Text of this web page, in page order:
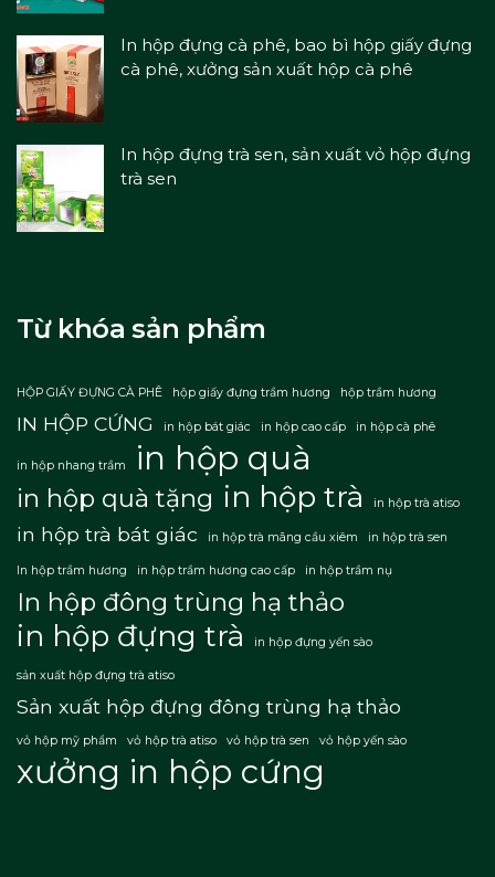
In hộp đựng cà phê, bao bì hộp giấy đựng
cà phê, xưởng sản xuất hộp cà phê
In hộp đựng trà sen, sản xuất vỏ hộp đựng
trà sen
Từ khóa sản phẩm
HỘP GIẤY ĐỰNG CÀ PHÊ hộp giấy đựng trầm hương hộp trầm hương
IN HỘP CỨNG in hộp bát giác in hộp cao cấp in hộp cà phê
in hộp nhang trầm in hộp quà
in hộp quà tặng in hộp trà in hộp trà atiso
in hộp trà bát giác in hộp trà mãng cầu xiêm in hộp trà sen
In hộp trầm hương in hộp trầm hương cao cấp in hộp trầm nụ
In hộp đông trùng hạ thảo
in hộp đựng trà in hộp đựng yến sào
sản xuất hộp đựng trà atiso
Sản xuất hộp đựng đông trùng hạ thảo
vỏ hộp mỹ phẩm vỏ hộp trà atiso vỏ hộp trà sen vỏ hộp yến sào
xưởng in hộp cứng